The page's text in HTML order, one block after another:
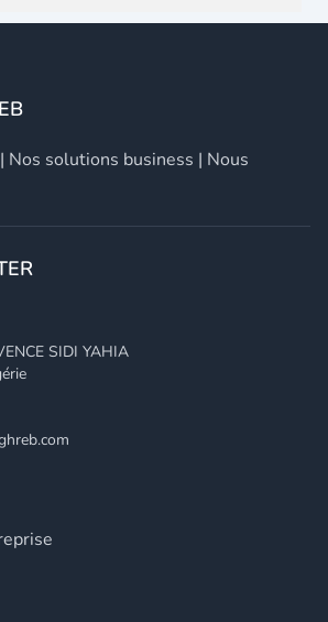
| Nos solutions business | Nous
SIDI YAHIA